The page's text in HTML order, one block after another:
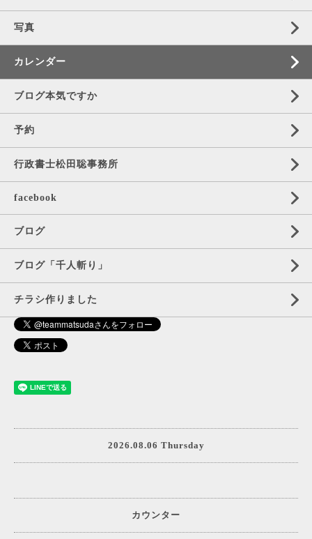
写真
カレンダー
ブログ本気ですか
予約
行政書士松田聡事務所
facebook
ブログ
ブログ「千人斬り」
チラシ作りました
2026.08.06 Thursday
カウンター